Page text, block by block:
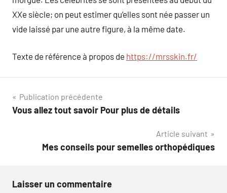
XXe siècle; on peut estimer qu’elles sont née passer un
vide laissé par une autre figure, à la même date.
Texte de référence à propos de https://mrsskin.fr/
Navigation
de
Publication précédente
Vous allez tout savoir Pour plus de détails
Article suivant
Mes conseils pour semelles orthopédiques
Laisser un commentaire